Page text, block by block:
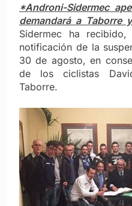
*Androni-Sidermec
demandará a Taborre
Sidermec ha
notificación de la
30 de agosto, en
de los ciclistas
Taborre.